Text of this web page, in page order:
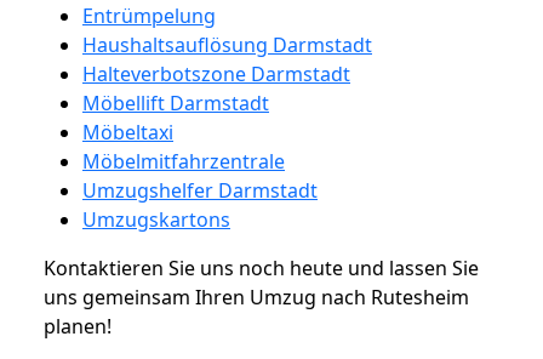
Entrümpelung
Haushaltsauflösung Darmstadt
Halteverbotszone Darmstadt
Möbellift Darmstadt
Möbeltaxi
Möbelmitfahrzentrale
Umzugshelfer Darmstadt
Umzugskartons
Kontaktieren Sie uns noch heute und lassen Sie
uns gemeinsam Ihren Umzug nach Rutesheim
planen!